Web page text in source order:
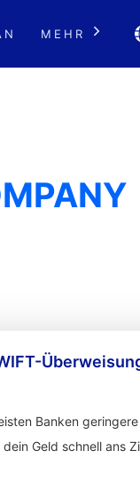
MEHR
Banken
Geld schnell ans